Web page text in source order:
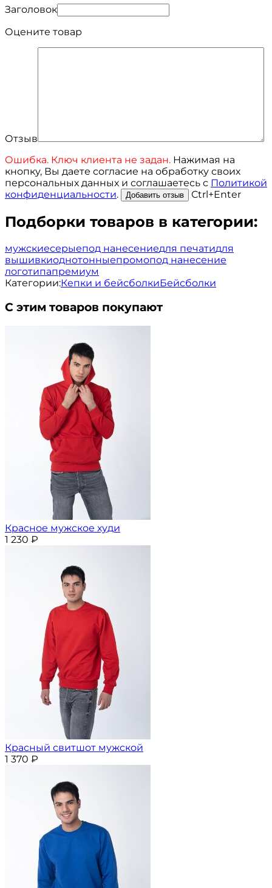
Заголовок
Оцените товар
Отзыв
Ошибка. Ключ клиента не задан. Нажимая на
кнопку, Вы даете согласие на обработку своих
персональных данных и соглашаетесь с Политикой
конфиденциальности. Ctrl+Enter
Подборки товаров в категории:
мужскиесерыепод нанесениедля печатидля
вышивкиоднотонныепромопод нанесение
логотипапремиум
Категории:Кепки и бейсболкиБейсболки
С этим товаров покупают
Красное мужское худи
1 230 ₽
Красный свитшот мужской
1 370 ₽